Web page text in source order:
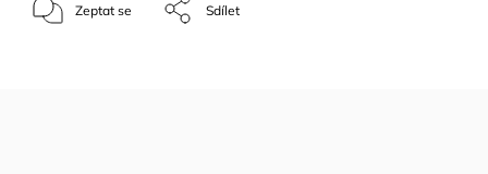
Zeptat se Sdílet